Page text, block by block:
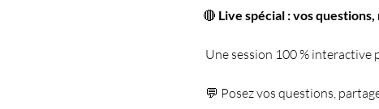
🔴 Live spécial : vos questions,
Une session 100 % interactive
💬 Posez vos questions,